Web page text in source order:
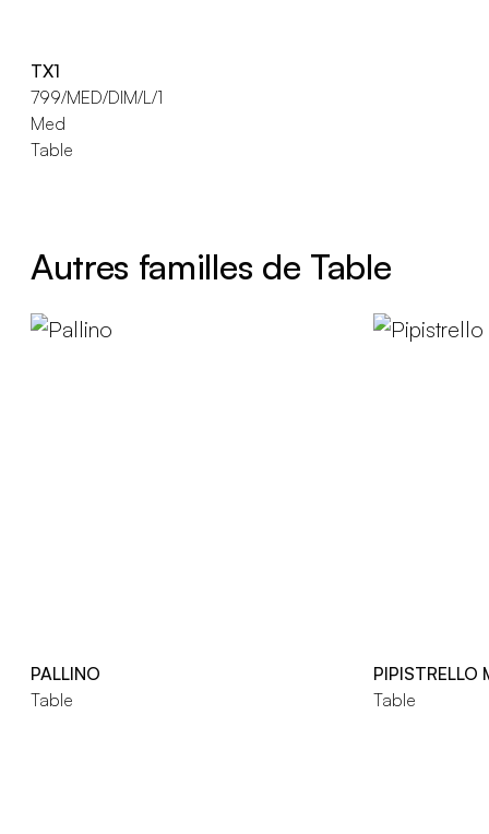
TX1
799/MED/DIM/L/1
Med
Table
Autres familles de Table
PALLINO
Table
PIPISTRELLO
Table